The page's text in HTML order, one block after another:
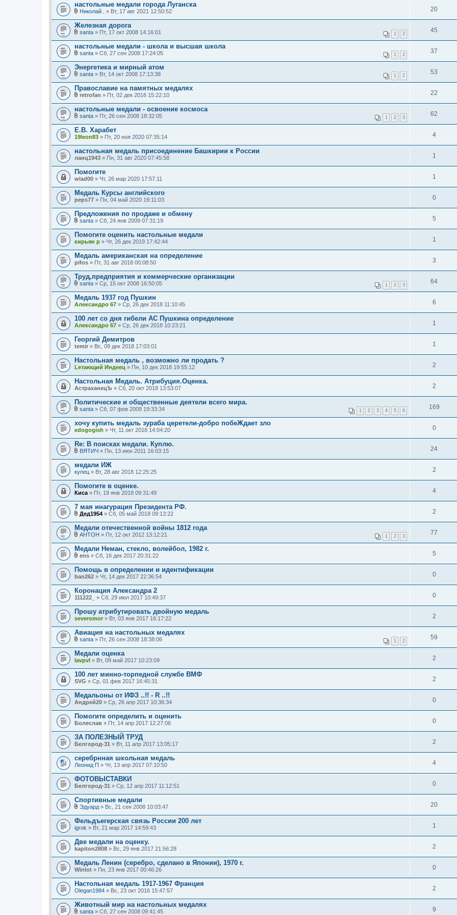
н
и
о
ж
е
н
и
настольные медали города Луганска
л
о
ж
е
н
и
Николай.. » Вт, 17 авг 2021 12:50:52 20
Железная дорога
1 2
о
ж
е
н
и
santa » Пт, 17 окт 2008 14:16:01 45
настольные медали - школа и высшая школа
1 2
л
о
ж
е
н
и
santa » Сб, 27 сен 2008 17:24:05 37
Энергетика и мирный атом
1 2
л
о
ж
е
н
и
santa » Вт, 14 окт 2008 17:13:38 53
Православие на памятных медалях
л
о
ж
е
н
и
retrofan » Пт, 02 дек 2016 15:22:10 22
настольные медали - освоение космоса
1 2 3
л
о
ж
е
н
и
santa » Пт, 26 сен 2008 18:32:05 62
Е.В. Харабет
19leon83 » Пт, 20 ноя 2020 07:35:14 4
настольная медаль присоединение Башкирии к России
ланц1943 » Пн, 31 авг 2020 07:45:58 1
Помогите
wlad00 » Чт, 26 мар 2020 17:57:11 1
Медаль Курсы английского
peps77 » Пн, 04 май 2020 19:11:03 0
Предложения по продаже и обмену
л
о
ж
е
н
и
santa » Сб, 24 янв 2009 07:31:19 5
Помогите оценить настольные медали
кирьян р » Чт, 26 дек 2019 17:42:44 1
Медаль американская на определение
pifos » Пт, 31 авг 2018 00:08:50 3
Труд,предприятия и коммерческие организации
1 2 3
л
о
ж
е
н
и
santa » Ср, 15 окт 2008 16:50:05 64
Медаль 1937 год Пушкин
Александро 67 » Ср, 26 дек 2018 11:10:45 6
100 лет со дня гибели АС Пушкина определение
Александро 67 » Ср, 26 дек 2018 10:23:21 1
Георгий Демитров
temir » Вс, 09 дек 2018 17:03:01 1
Настольная медаль , возможно ли продать ?
Lетающий Индеец » Пн, 10 дек 2018 19:55:12 2
Настольная Медаль. Атрибуция.Оценка.
АстраханецЪ » Сб, 20 окт 2018 13:53:07 2
Политические и общественные деятели всего мира.
1 2 3 4 5 6
о
ж
е
н
и
santa » Сб, 07 фев 2009 19:33:34 169
хочу купить медаль зураба церетели-добро побеЖдает зло
edogogish » Чт, 11 окт 2018 14:04:20 0
Re: В поисках медали. Куплю.
о
ж
е
н
и
ВЯТИЧ » Пн, 13 июн 2011 16:03:15 24
медали ИЖ
купец » Вт, 28 авг 2018 12:25:25 2
Помогите в оценке.
Киса » Пт, 19 янв 2018 09:31:49 4
7 мая инагурация Президента РФ.
В
л
о
ж
е
н
и
Дед1954 » Сб, 05 май 2018 09:13:22 2
Медали отечественной войны 1812 года
1 2 3
л
о
ж
е
н
и
AHTOH » Пт, 12 окт 2012 13:12:21 77
Медали Неман, стекло, волейбол, 1982 г.
л
о
ж
е
н
и
ens » Сб, 16 дек 2017 20:31:22 5
Помощь в определении и идентификации
ban262 » Чт, 14 дек 2017 22:36:54 0
Коронация Александра 2
111222_ » Сб, 29 июл 2017 10:49:37 0
Прошу атрибутировать двойную медаль
severomor» Вт, 03 янв 2017 16:17:22 2
Авиация на настольных медалях
1 2
л
о
ж
е
н
и
santa » Пт, 26 сен 2008 18:38:06 59
Медали оценка
lavpvl » Вт, 09 май 2017 10:23:09 2
100 лет минно-торпедной службе ВМФ
SVG » Ср, 01 фев 2017 16:45:31 2
Медальоны от ИФЗ ..!! - R ..!!
Андрей20 » Ср, 26 апр 2017 10:36:34 0
Помогите определить и оценить
Болеслав » Пт, 14 апр 2017 12:27:06 0
ЗА ПОЛЕЗНЫЙ ТРУД
Белгород-31 » Вт, 11 апр 2017 13:05:17 2
серебрнная школьная медаль
Леонид П » Чт, 13 апр 2017 07:10:50 4
ФОТОВЫСТАВКИ
Белгород-31 » Ср, 12 апр 2017 11:12:51 0
Спортивные медали
л
о
ж
е
н
и
Эдуард » Вс, 21 сен 2008 10:03:47 20
Фельдъегерская связь России 200 лет
igrok » Вт, 21 мар 2017 14:59:43 1
Две медали на оценку.
kapiton2808 » Вс, 29 янв 2017 21:56:28 2
Медаль Ленин (серебро, сделано в Японии), 1970 г.
Winlot » Пн, 23 янв 2017 00:46:26 0
Настольная медаль 1917-1967 Франция
Olegan1984 » Вс, 23 окт 2016 15:47:57 2
Животный мир на настольных медалях
santa » Сб, 27 сен 2008 09:41:45 9